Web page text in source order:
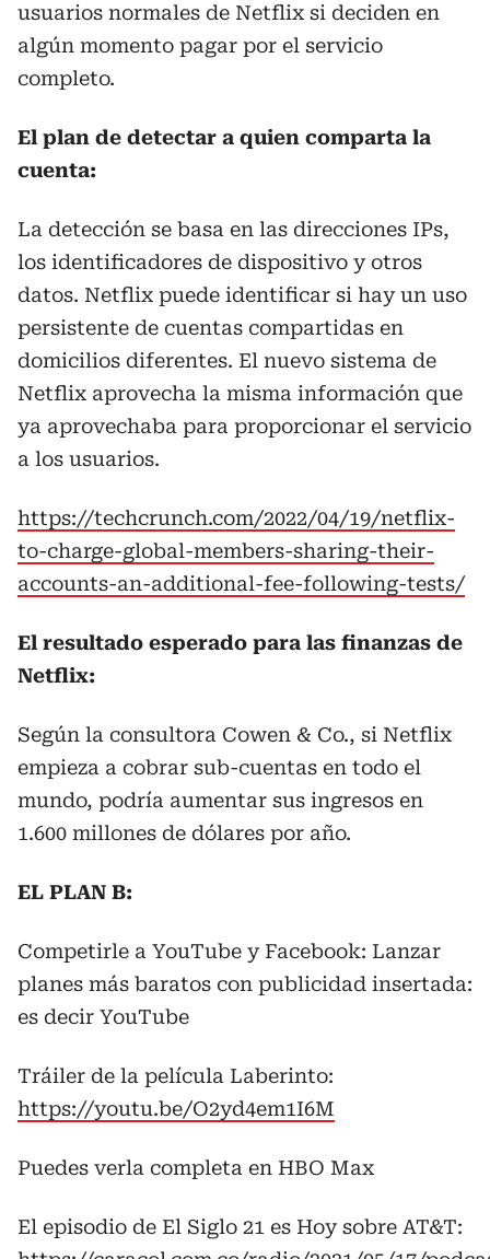
usuarios normales de Netflix si deciden en
algún momento pagar por el servicio
completo.
El plan de detectar a quien comparta la
cuenta:
La detección se basa en las direcciones IPs,
los identificadores de dispositivo y otros
datos. Netflix puede identificar si hay un uso
persistente de cuentas compartidas en
domicilios diferentes. El nuevo sistema de
Netflix aprovecha la misma información que
ya aprovechaba para proporcionar el servicio
a los usuarios.
https://techcrunch.com/2022/04/19/netflix-
to-charge-global-members-sharing-their-
accounts-an-additional-fee-following-tests/
El resultado esperado para las finanzas de
Netflix:
Según la consultora Cowen & Co., si Netflix
empieza a cobrar sub-cuentas en todo el
mundo, podría aumentar sus ingresos en
1.600 millones de dólares por año.
EL PLAN B:
Competirle a YouTube y Facebook: Lanzar
planes más baratos con publicidad insertada:
es decir YouTube
Tráiler de la película Laberinto:
https://youtu.be/O2yd4em1I6M
Puedes verla completa en HBO Max
El episodio de El Siglo 21 es Hoy sobre AT&T: